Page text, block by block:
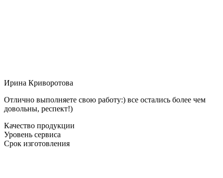
Ирина Криворотова
Отлично выполняете свою работу:) все остались более чем
довольны, респект!)
Качество продукции
Уровень сервиса
Срок изготовления